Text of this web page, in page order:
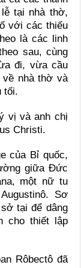
tại nhà thờ,
với các thiếu
là các linh
sau, cùng
đi, vừa cầu
nhà thờ và
tối.
vị và anh chị
Christi.
của Bỉ quốc,
giữa Đức
một nữ tu
Sơ
tại để dâng
cho thiết lập
Rôbectô đã